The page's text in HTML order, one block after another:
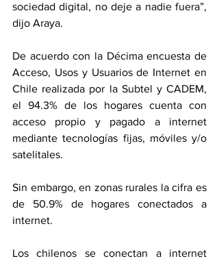
sociedad digital, no deje a nadie fuera”,
dijo Araya.
De acuerdo con la Décima encuesta de
Acceso, Usos y Usuarios de Internet en
Chile realizada por la Subtel y CADEM,
el 94.3% de los hogares cuenta con
acceso propio y pagado a internet
mediante tecnologías fijas, móviles y/o
satelitales.
Sin embargo, en zonas rurales la cifra es
de 50.9% de hogares conectados a
internet.
Los chilenos se conectan a internet